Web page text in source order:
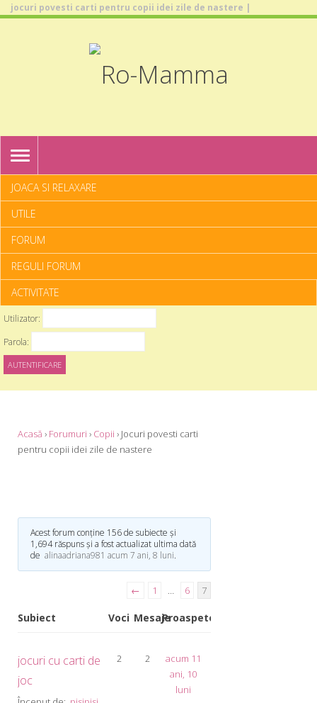
jocuri povesti carti pentru copii idei zile de nastere |
TOGGLE
NAVIGATION
JOACA SI RELAXARE
UTILE
FORUM
REGULI FORUM
ACTIVITATE
Utilizator:
Parola:
Acasă › Forumuri › Copii › Jocuri povesti carti
pentru copii idei zile de nastere
Acest forum conține 156 de subiecte și
1,694 răspuns și a fost actualizat ultima dată
de alinaadriana981 acum 7 ani, 8 luni.
← 1 … 6 7
Subiect Voci MesajeProaspete
jocuri cu carti de
joc
2 2
acum 11
ani, 10
luni